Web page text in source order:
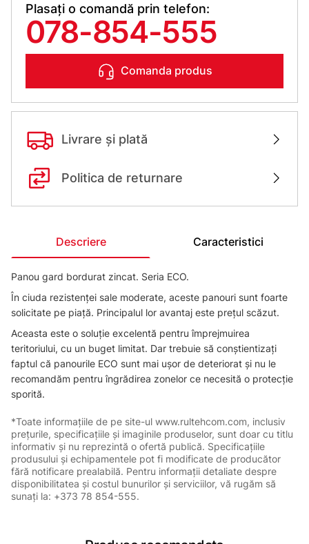
Plasați o comandă prin telefon:
078-854-555
Comanda produs
Livrare și plată
Politica de returnare
Descriere Caracteristici
Panou gard bordurat zincat. Seria ECO.
În ciuda rezistenței sale moderate, aceste panouri sunt foarte
solicitate pe piață. Principalul lor avantaj este prețul scăzut.
Aceasta este o soluție excelentă pentru împrejmuirea
teritoriului, cu un buget limitat. Dar trebuie să conștientizați
faptul că panourile ECO sunt mai ușor de deteriorat și nu le
recomandăm pentru îngrădirea zonelor ce necesită o protecție
sporită.
*Toate informațiile de pe site-ul www.rultehcom.com, inclusiv
prețurile, specificațiile și imaginile produselor, sunt doar cu titlu
informativ și nu reprezintă o ofertă publică. Specificațiile
produsului și echipamentele pot fi modificate de producător
fără notificare prealabilă. Pentru informații detaliate despre
disponibilitatea și costul bunurilor și serviciilor, vă rugăm să
sunați la: +373 78 854-555.